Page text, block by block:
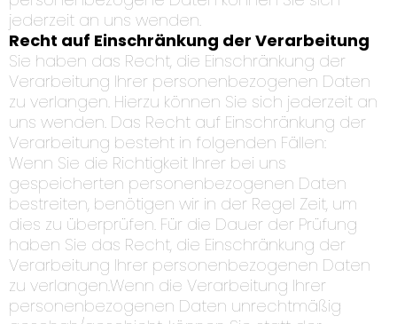
jederzeit an uns wenden.
Recht auf Einschränkung der Verarbeitung
Sie haben das Recht, die Einschränkung der
Verarbeitung Ihrer personenbezogenen Daten
zu verlangen. Hierzu können Sie sich jederzeit an
uns wenden. Das Recht auf Einschränkung der
Verarbeitung besteht in folgenden Fällen:
Wenn Sie die Richtigkeit Ihrer bei uns
gespeicherten personenbezogenen Daten
bestreiten, benötigen wir in der Regel Zeit, um
dies zu überprüfen. Für die Dauer der Prüfung
haben Sie das Recht, die Einschränkung der
Verarbeitung Ihrer personenbezogenen Daten
zu verlangen.Wenn die Verarbeitung Ihrer
personenbezogenen Daten unrechtmäßig